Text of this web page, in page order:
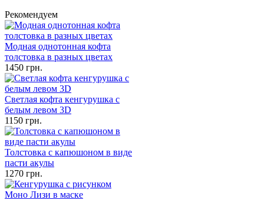
Рекомендуем
Модная однотонная кофта
толстовка в разных цветах
1450 грн.
Светлая кофта кенгурушка с
белым левом 3D
1150 грн.
Толстовка с капюшоном в виде
пасти акулы
1270 грн.